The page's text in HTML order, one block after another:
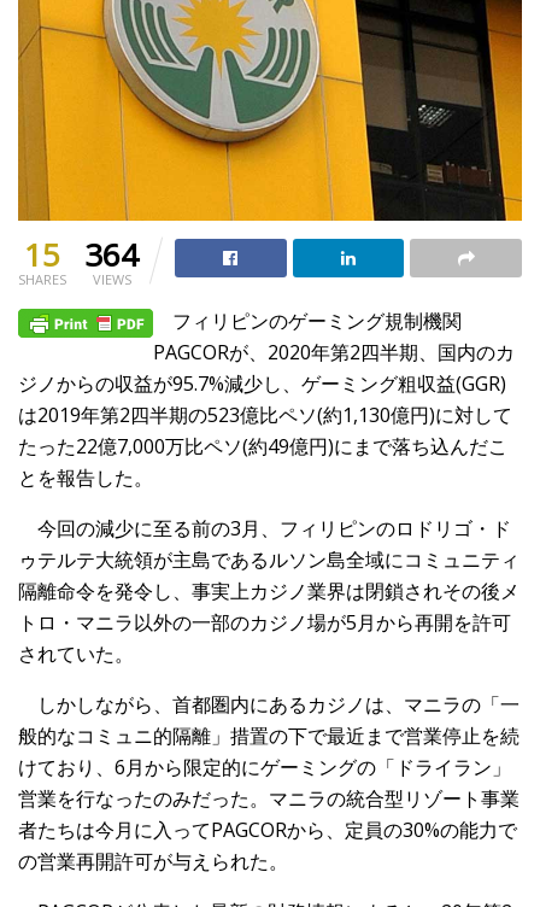
15
SHARES
364
VIEWS
フィリピンのゲーミング規制機関
PAGCORが、2020年第2四半期、国内のカ
ジノからの収益が95.7%減少し、ゲーミング粗収益(GGR)
は2019年第2四半期の523億比ペソ(約1,130億円)に対して
たった22億7,000万比ペソ(約49億円)にまで落ち込んだこ
とを報告した。
今回の減少に至る前の3月、フィリピンのロドリゴ・ド
ゥテルテ大統領が主島であるルソン島全域にコミュニティ
隔離命令を発令し、事実上カジノ業界は閉鎖されその後メ
トロ・マニラ以外の一部のカジノ場が5月から再開を許可
されていた。
しかしながら、首都圏内にあるカジノは、マニラの「一
般的なコミュニ的隔離」措置の下で最近まで営業停止を続
けており、6月から限定的にゲーミングの「ドライラン」
営業を行なったのみだった。マニラの統合型リゾート事業
者たちは今月に入ってPAGCORから、定員の30%の能力で
の営業再開許可が与えられた。